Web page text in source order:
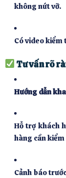
không nứt vỡ.
Có video
Tư vấn rõ
Hướng dẫn
Hỗ trợ khách
hàng cần
Cảnh báo